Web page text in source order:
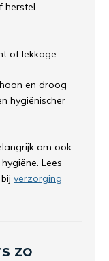
herstel
of lekkage
en droog
hygiënischer
om ook
Lees
verzorging
zo